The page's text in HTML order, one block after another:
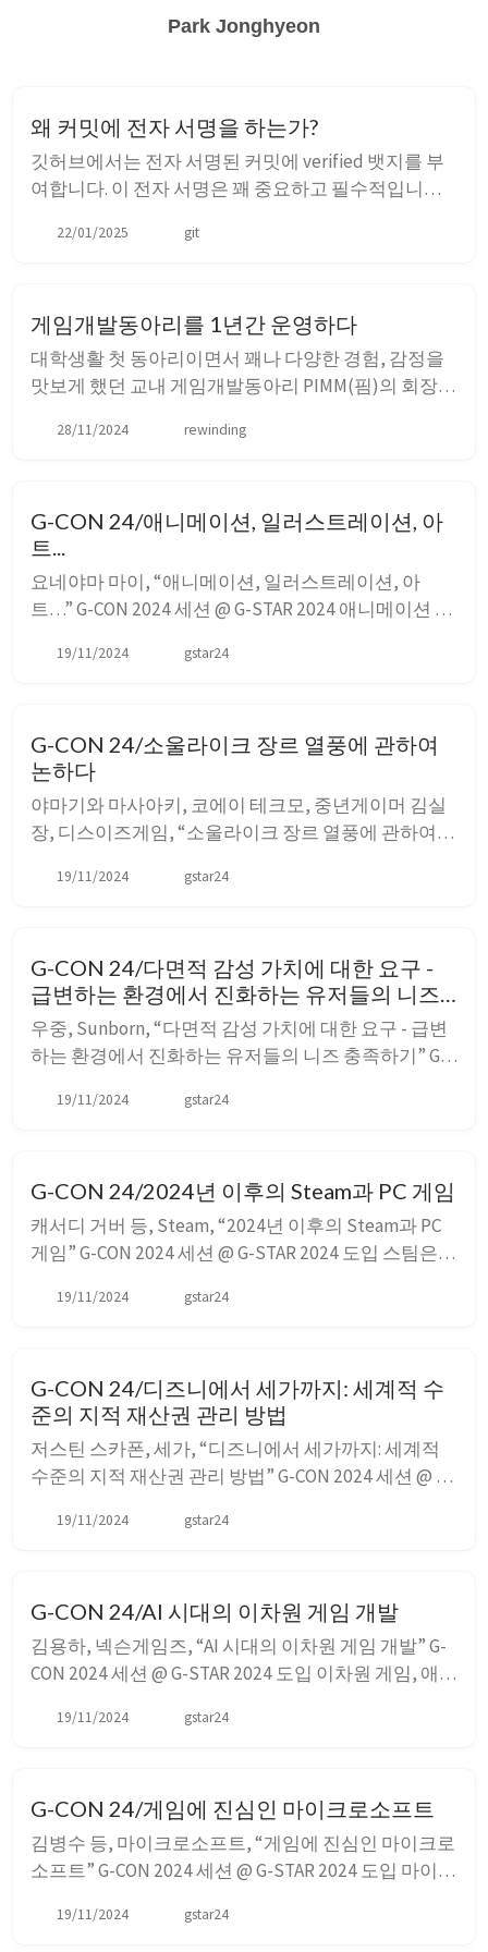
Park Jonghyeon
왜 커밋에 전자 서명을 하는가?
깃허브에서는 전자 서명된 커밋에 verified 뱃지를 부
여합니다. 이 전자 서명은 꽤 중요하고 필수적입니다.
서명할 것을 요구합니다. Git은 GitHub가 아니다.
것이라는 ...
22/01/2025 git
게임개발동아리를 1년간 운영하다
대학생활 첫 동아리이면서 꽤나 다양한 경험, 감정을
맛보게 했던 교내 게임개발동아리 PIMM(핌)의 회장을
맡기 직전까지도 군 복무를 하고 있었다. 정확히는 동
악하지 못한 채 회장 역할을 잡게...
28/11/2024 rewinding
G-CON 24/애니메이션, 일러스트레이션, 아
트...
요네야마 마이, “애니메이션, 일러스트레이션, 아
트…” G-CON 2024 세션 @ G-STAR 2024 애니메이션 커
이었다. 동화 연결 작업을 시작으로 커리어를 쌓으면
화를 통일하고 작화의 최...
19/11/2024 gstar24
G-CON 24/소울라이크 장르 열풍에 관하여
논하다
야마기와 마사아키, 코에이 테크모, 중년게이머 김실
장, 디스이즈게임, “소울라이크 장르 열풍에 관하여
의 정의 야마기와 PD의 견해 소울라이크는 어려운 게
중요한 요소이고, 역경...
19/11/2024 gstar24
G-CON 24/다면적 감성 가치에 대한 요구 -
급변하는 환경에서 진화하는 유저들의 니즈
충족하기
우중, Sunborn, “다면적 감성 가치에 대한 요구 - 급변
하는 환경에서 진화하는 유저들의 니즈 충족하기” G-
발매 이후 게임 시장 환경은 굉장히 크게 변화했다. 서
19/11/2024 gstar24
G-CON 24/2024년 이후의 Steam과 PC 게임
캐서디 거버 등, Steam, “2024년 이후의 Steam과 PC
게임” G-CON 2024 세션 @ G-STAR 2024 도입 스팀은
소비자 모두에게 큰 영향을 미친다. 스팀의 성장세 스
19/11/2024 gstar24
G-CON 24/디즈니에서 세가까지: 세계적 수
준의 지적 재산권 관리 방법
저스틴 스카폰, 세가, “디즈니에서 세가까지: 세계적
수준의 지적 재산권 관리 방법” G-CON 2024 세션 @ G-
터의 데뷔 플랫폼으로 활용해왔다. 이렇게 데뷔한 새
디즈니에...
19/11/2024 gstar24
G-CON 24/AI 시대의 이차원 게임 개발
김용하, 넥슨게임즈, “AI 시대의 이차원 게임 개발” G-
CON 2024 세션 @ G-STAR 2024 도입 이차원 게임, 애니
부르기 어려워지고 있다. 점차 메이저 컬처의 일부가
더욱 가속화되고 ...
19/11/2024 gstar24
G-CON 24/게임에 진심인 마이크로소프트
김병수 등, 마이크로소프트, “게임에 진심인 마이크로
소프트” G-CON 2024 세션 @ G-STAR 2024 도입 마이크
왔다. 지금까지 681개의 게임을 퍼블리싱했을 정도다.
19/11/2024 gstar24